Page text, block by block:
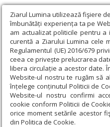
Ziarul Lumina utilizează fişiere
îmbunătăți experiența ta pe
am actualizat politicile pentru
curentă a Ziarului Lumina cele
Regulamentul (UE) 2016/679
ceea ce privește prelucrarea
libera circulație a acestor date.
Website-ul nostru te rugăm să
înțelege conținutul Politicii de
Website-ul nostru confirmi
cookie conform Politicii de
orice moment setările acestor
din Politica de Cookie.
Ziarul Lumina › Opinii ›
Pocăinţa, cale către